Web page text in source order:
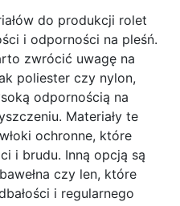
do produkcji rolet
i odporności na pleśń.
zwrócić uwagę na
poliester czy nylon,
odpornością na
Materiały te
ochronne, które
i brudu. Inną opcją są
czy len, które
i regularnego